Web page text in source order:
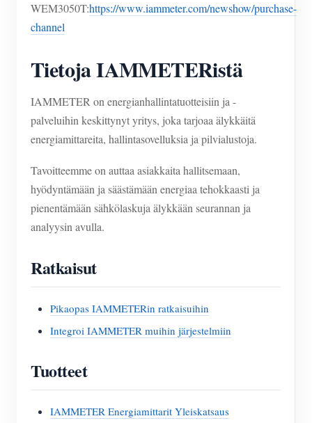
WEM3050T:https://www.iammeter.com/newshow/purchase-
channel
Tietoja IAMMETERistä
IAMMETER on energianhallintatuotteisiin ja -
palveluihin keskittynyt yritys, joka tarjoaa älykkäitä
energiamittareita, hallintasovelluksia ja pilvialustoja.
Tavoitteemme on auttaa asiakkaita hallitsemaan,
hyödyntämään ja säästämään energiaa tehokkaasti ja
pienentämään sähkölaskuja älykkään seurannan ja
analyysin avulla.
Ratkaisut
Pikaopas IAMMETERin ratkaisuihin
Integroi IAMMETER muihin järjestelmiin
Tuotteet
IAMMETER Energiamittarit Yleiskatsaus